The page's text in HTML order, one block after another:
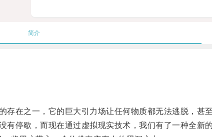
简介
在之一，它的巨大引力场让任何物质都无法逃脱，甚至
停歇，而现在通过虚拟现实技术，我们有了一种全新的